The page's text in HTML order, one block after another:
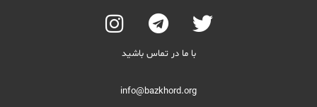
با ما در تماس باشید
info@bazkhord.org